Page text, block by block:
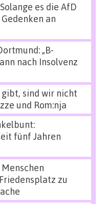
es die AfD
an
„B-
nach Insolvenz
gibt, sind wir nicht
und Rom:nja
fünf Jahren
Menschen
zu